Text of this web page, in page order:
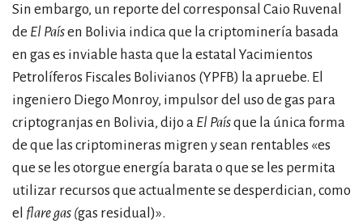
Sin embargo, un reporte del corresponsal Caio Ruvenal
de El Paísen Bolivia indica que la criptominería basada
en gas es inviable hasta que la estatal Yacimientos
Petrolíferos Fiscales Bolivianos (YPFB) la apruebe. El
ingeniero Diego Monroy, impulsor del uso de gas para
criptogranjas en Bolivia, dijo a El Paísque la única forma
de que las criptomineras migren y sean rentables «es
que se les otorgue energía barata o que se les permita
utilizar recursos que actualmente se desperdician, como
el flare gas (gas residual)».